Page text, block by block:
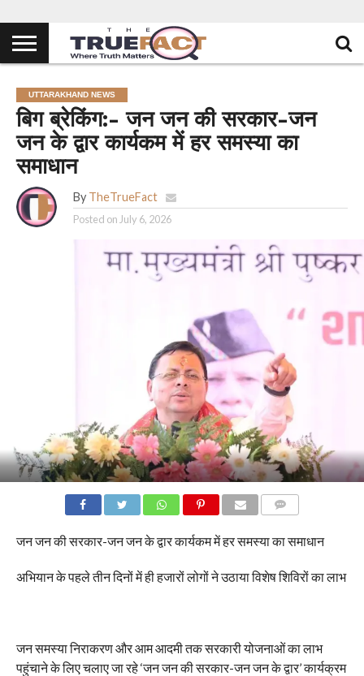
UTTARAKHAND NEWS
बिग ब्रेकिंग:- जन जन की सरकार-जन
जन के द्वार कार्यकम में हर समस्या का
समाधान
By TheTrueFact
Posted on July 6, 2026
जन जन की सरकार-जन जन के द्वार कार्यकम में हर समस्या का समाधान
अभियान के पहले तीन दिनों में ही हजारों लोगों ने उठाया विशेष शिविरों का लाभ
जन समस्या निराकरण और आम आदमी तक सरकारी योजनाओं का लाभ
पहुंचाने के लिए चलाए जा रहे ‘जन जन की सरकार-जन जन के द्वार’ कार्यक्रम